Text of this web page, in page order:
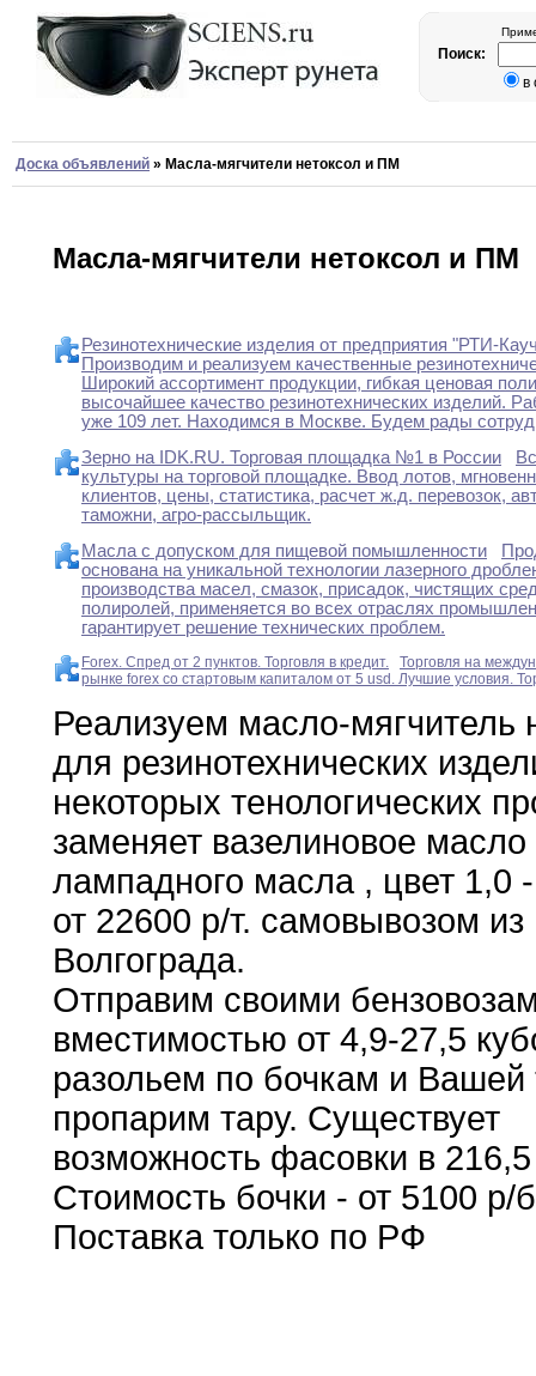
Поиск:
в
Доска объявлений » Масла-мягчители нетоксол и ПМ
Масла-мягчители нетоксол и ПМ
Резинотехнические изделия от предприятия "РТИ-
Производим и реализуем качественные
Широкий ассортимент продукции, гибкая ценовая
высочайшее качество резинотехнических изделий.
уже 109 лет. Находимся в Москве. Будем рады
Зерно на IDK.RU. Торговая площадка №1 в России
культуры на торговой площадке. Ввод лотов,
клиентов, цены, статистика, расчет ж.д. перевозок,
таможни, агро-рассыльщик.
Масла с допуском для пищевой помышленности
основана на уникальной технологии лазерного
производства масел, смазок, присадок, чистящих
полиролей, применяется во всех отраслях
гарантирует решение технических проблем.
Forex. Спред от 2 пунктов. Торговля в кредит.
Торговля на
рынке forex со стартовым капиталом от 5 usd. Лучшие условия.
Реализуем масло-мягчитель
для резинотехнических
некоторых тенологических
заменяет вазелиновое масло
лампадного масла , цвет 1,0
от 22600 р/т. самовывозом из
Волгограда.
Отправим своими
вместимостью от 4,9-27,5
разольем по бочкам и Вашей
пропарим тару. Существует
возможность фасовки в
Стоимость бочки - от 5100 р/
Поставка только по РФ